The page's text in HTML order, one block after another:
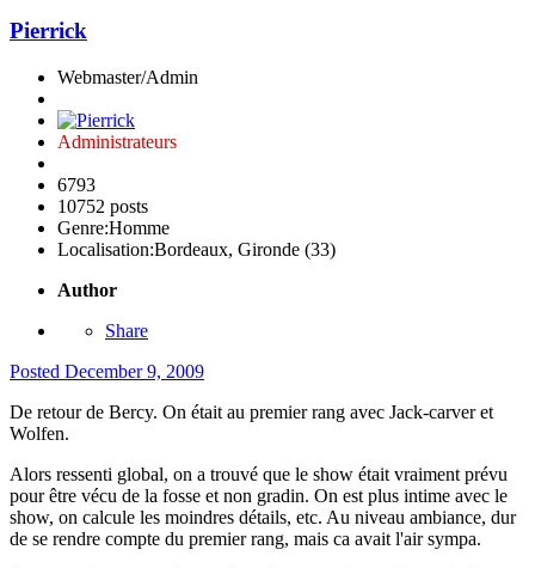
Pierrick
Webmaster/Admin
Administrateurs
6793
10752 posts
Genre:Homme
Localisation:Bordeaux, Gironde (33)
Author
Share
Posted December 9, 2009
De retour de Bercy. On était au premier rang avec Jack-carver et
Wolfen.
Alors ressenti global, on a trouvé que le show était vraiment prévu
pour être vécu de la fosse et non gradin. On est plus intime avec le
show, on calcule les moindres détails, etc. Au niveau ambiance, dur
de se rendre compte du premier rang, mais ca avait l'air sympa.